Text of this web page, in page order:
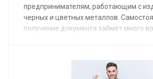
предпринимателям, работающим с
черных и цветных металлов.
получение документа займет много
владельцем необходимого
предоставляем помощь в любом